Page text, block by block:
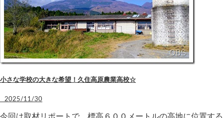
小さな学校の大きな希望！久住高原農業高校☆
2025/11/30